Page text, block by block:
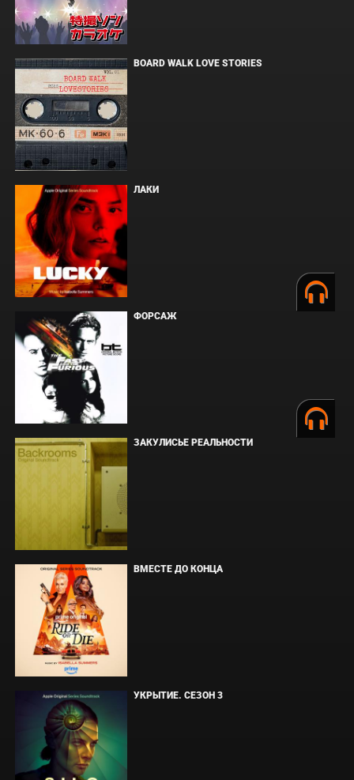
BOARD WALK LOVE STORIES
ЛАКИ
ФОРСАЖ
ЗАКУЛИСЬЕ РЕАЛЬНОСТИ
ВМЕСТЕ ДО КОНЦА
УКРЫТИЕ. СЕЗОН 3